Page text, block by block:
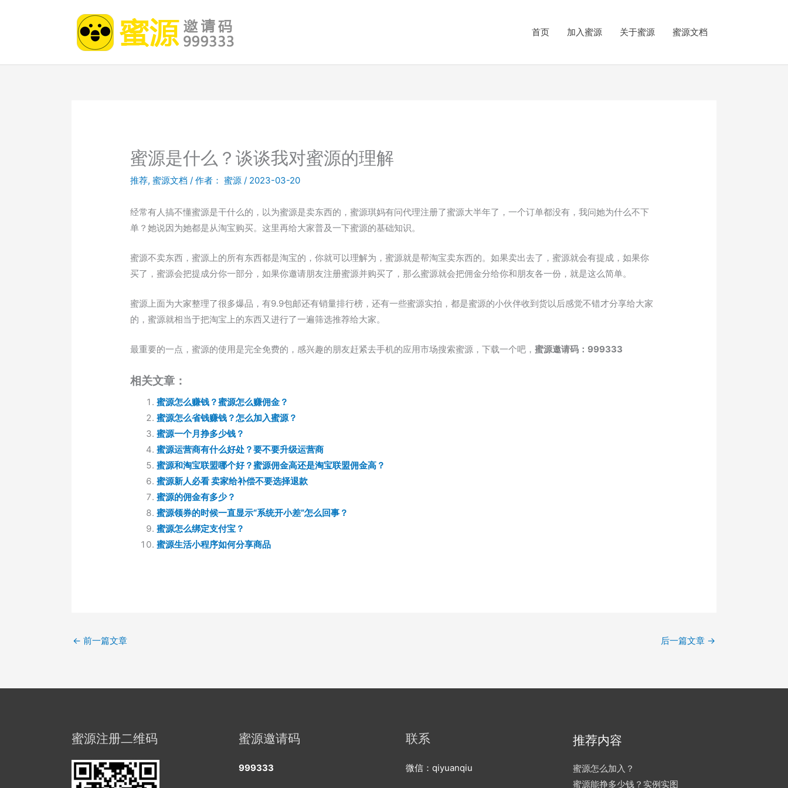
首页 加入蜜源 关于蜜源 蜜源文档
蜜源是什么？谈谈我对蜜源的理解
推荐,蜜源文档 / 作者： 蜜源/ 2023-03-20
经常有人搞不懂蜜源是干什么的，以为蜜源是卖东西的，蜜源琪妈有问代理注册了蜜源大半年了，一个订单都没有，我问她为什么不下
单？她说因为她都是从淘宝购买。这里再给大家普及一下蜜源的基础知识。
蜜源不卖东西，蜜源上的所有东西都是淘宝的，你就可以理解为，蜜源就是帮淘宝卖东西的。如果卖出去了，蜜源就会有提成，如果你
买了，蜜源会把提成分你一部分，如果你邀请朋友注册蜜源并购买了，那么蜜源就会把佣金分给你和朋友各一份，就是这么简单。
蜜源上面为大家整理了很多爆品，有9.9包邮还有销量排行榜，还有一些蜜源实拍，都是蜜源的小伙伴收到货以后感觉不错才分享给大家
的，蜜源就相当于把淘宝上的东西又进行了一遍筛选推荐给大家。
最重要的一点，蜜源的使用是完全免费的，感兴趣的朋友赶紧去手机的应用市场搜索蜜源，下载一个吧，蜜源邀请码：999333
相关文章：
蜜源怎么赚钱？蜜源怎么赚佣金？
蜜源怎么省钱赚钱？怎么加入蜜源？
蜜源一个月挣多少钱？
蜜源运营商有什么好处？要不要升级运营商
蜜源和淘宝联盟哪个好？蜜源佣金高还是淘宝联盟佣金高？
蜜源新人必看 卖家给补偿不要选择退款
蜜源的佣金有多少？
蜜源领券的时候一直显示“系统开小差”怎么回事？
蜜源怎么绑定支付宝？
蜜源生活小程序如何分享商品
← 前一篇文章 后一篇文章 →
蜜源注册二维码 蜜源邀请码
999333
联系
微信：qiyuanqiu
推荐内容
蜜源怎么加入？
蜜源能挣多少钱？实例实图